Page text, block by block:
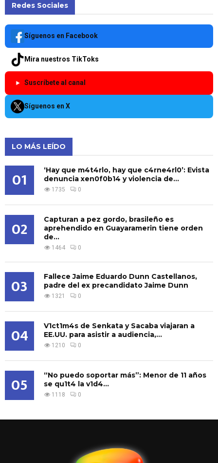
Redes Sociales
Síguenos en Facebook
Mira nuestros TikToks
Suscríbete al canal
Síguenos en X
LO MÁS LEÍDO
01
‘Hay que m4t4rlo, hay que c4rne4rl0’: Evista
denuncia xen0f0b14 y violencia de...
1735 0
02
Capturan a pez gordo, brasileño es
aprehendido en Guayaramerin tiene orden
de...
1464 0
03
Fallece Jaime Eduardo Dunn Castellanos,
padre del ex precandidato Jaime Dunn
1321 0
04
V1ct1m4s de Senkata y Sacaba viajaran a
EE.UU. para asistir a audiencia,...
1210 0
05
“No puedo soportar más”: Menor de 11 años
se qu1t4 la v1d4...
1118 0